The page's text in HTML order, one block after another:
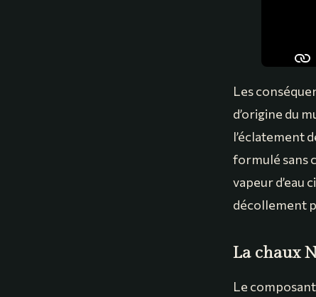
Les
d’origine du
l’éclatement
formulé sans
vapeur d’eau
décollement
La chaux
Le